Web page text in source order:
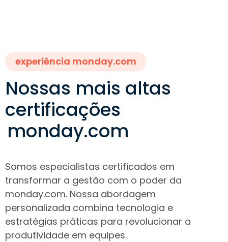
experiência monday.com
Nossas mais altas
certificações
monday.com
Somos especialistas certificados em
transformar a gestão com o poder da
monday.com. Nossa abordagem
personalizada combina tecnologia e
estratégias práticas para revolucionar a
produtividade em equipes.